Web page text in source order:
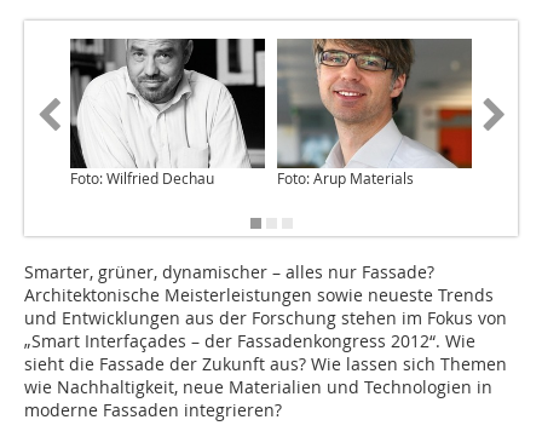
Foto: Wilfried Dechau Foto: Arup Materials
Smarter, grüner, dynamischer – alles nur Fassade?
Architektonische Meisterleistungen sowie neueste Trends
und Entwicklungen aus der Forschung stehen im Fokus von
„Smart Interfaçades – der Fassadenkongress 2012“. Wie
sieht die Fassade der Zukunft aus? Wie lassen sich Themen
wie Nachhaltigkeit, neue Materialien und Technologien in
moderne Fassaden integrieren?